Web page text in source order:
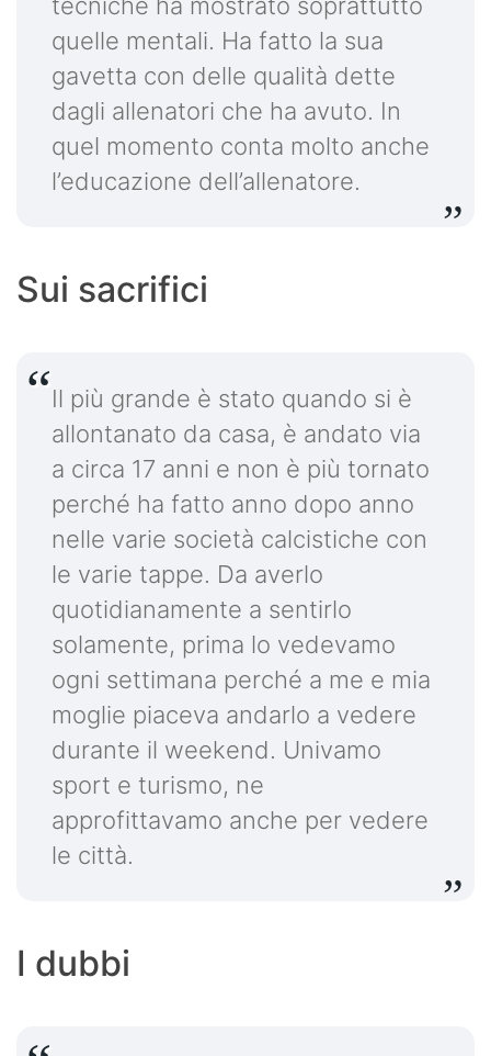
quelle mentali. Ha fatto la sua
gavetta con delle qualità dette
dagli allenatori che ha avuto. In
quel momento conta molto anche
l’educazione dell’allenatore.
Sui sacrifici
Il più grande è stato quando si è
allontanato da casa, è andato via
a circa 17 anni e non è più tornato
perché ha fatto anno dopo anno
nelle varie società calcistiche con
le varie tappe. Da averlo
quotidianamente a sentirlo
solamente, prima lo vedevamo
ogni settimana perché a me e mia
moglie piaceva andarlo a vedere
durante il weekend. Univamo
sport e turismo, ne
approfittavamo anche per vedere
le città.
I dubbi